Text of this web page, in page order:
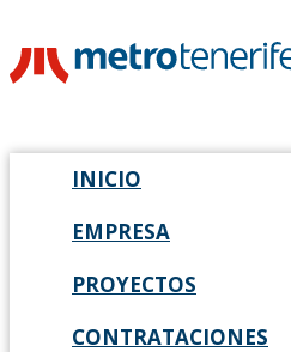
INICIO
EMPRESA
PROYECTOS
CONTRATACIONES